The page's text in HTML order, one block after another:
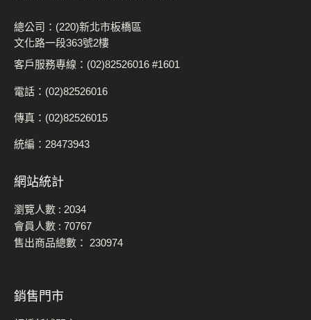
總公司：(220)新北市板橋區
文化路一段363號2樓
客戶服務專線：(02)82526016 #1601
電話：(02)82526016
傳真：(02)82526015
統編：28473943
網站統計
瀏覽人數 : 2034
會員人數 : 70767
售出商品總數： 230974
銷售門市